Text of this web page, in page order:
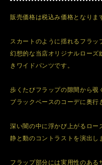
販売価格は税込み価格となりま
スカートのように揺れるフラッ
幻想的な当店オリジナルロー
きワイドパンツです。
歩くたびフラップの隙間から覗
ブラックベースのコーデに奥行
深い闇の中に浮かび上がるロー
静と動のコントラストを演出し
フラップ部分には実用性のある